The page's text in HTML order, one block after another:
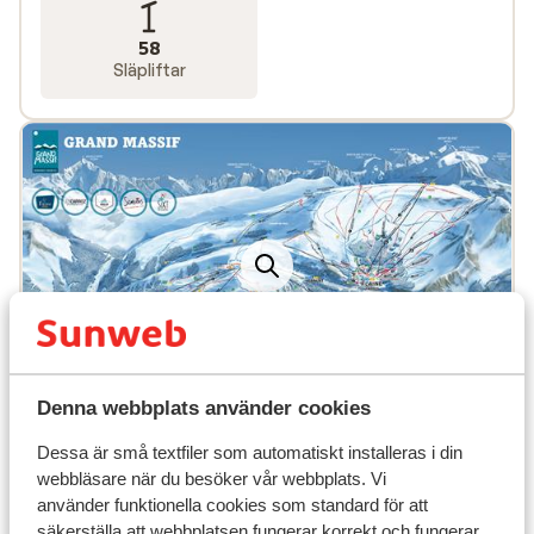
Denna webbplats använder cookies
Dessa är små textfiler som automatiskt installeras i din
webbläsare när du besöker vår webbplats. Vi
använder funktionella cookies som standard för att
58
Släpliftar
Populära boenden